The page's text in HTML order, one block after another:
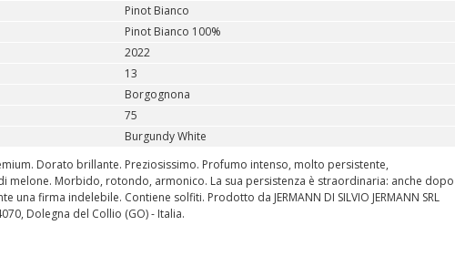
Pinot Bianco
Pinot Bianco 100%
2022
13
Borgognona
75
Burgundy White
Dorato brillante. Preziosissimo. Profumo intenso, molto persistente,
Morbido, rotondo, armonico. La sua persistenza è straordinaria: anche dopo
firma indelebile. Contiene solfiti. Prodotto da JERMANN DI SILVIO JERMANN SRL
Dolegna del Collio (GO) - Italia.